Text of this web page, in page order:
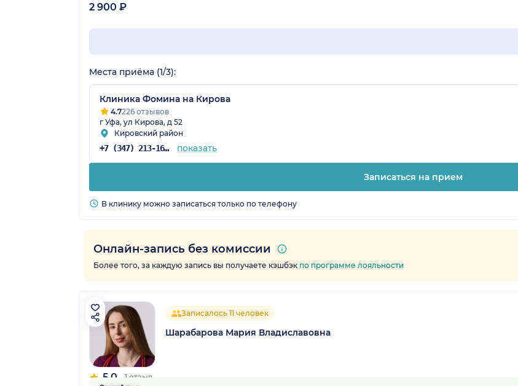
2 900 ₽
Места приёма (1/3):
Клиника Фомина на Кирова
4.7226 отзывов
г Уфа, ул Кирова, д 52
Кировский район
+7 (347) 213-16-75 показать
Записаться на прием
В клинику можно записаться только по телефону
Онлайн-запись без комиссии
Более того, за каждую запись вы получаете кэшбэк по программе лояльности
5.0 1 отзыв
Записалось 11 человек
Шарабарова Мария Владиславовна